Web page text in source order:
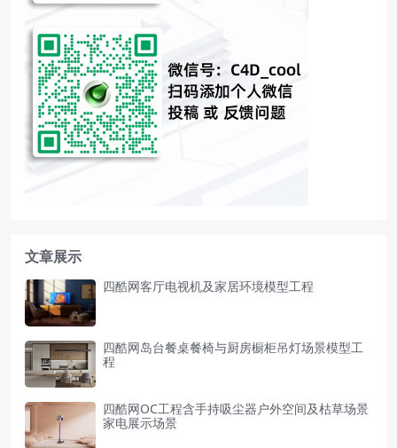
文章展示
四酷网客厅电视机及家居环境模型工程
四酷网岛台餐桌餐椅与厨房橱柜吊灯场景模型工
程
四酷网OC工程含手持吸尘器户外空间及枯草场景
家电展示场景